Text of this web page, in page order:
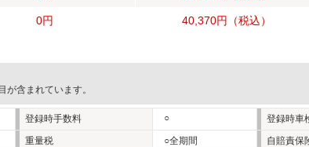
0円 40,370円 （税込）
が含まれています。
登録時手数料 ○ 登録時車
重量税 ○全期間 自賠責保